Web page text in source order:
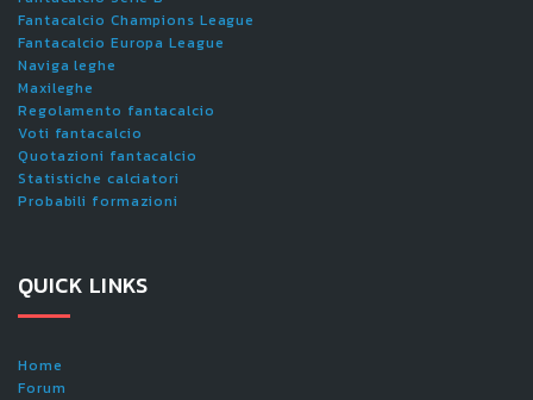
Fantacalcio Champions League
Fantacalcio Europa League
Naviga leghe
Maxileghe
Regolamento fantacalcio
Voti fantacalcio
Quotazioni fantacalcio
Statistiche calciatori
Probabili formazioni
QUICK LINKS
Home
Forum